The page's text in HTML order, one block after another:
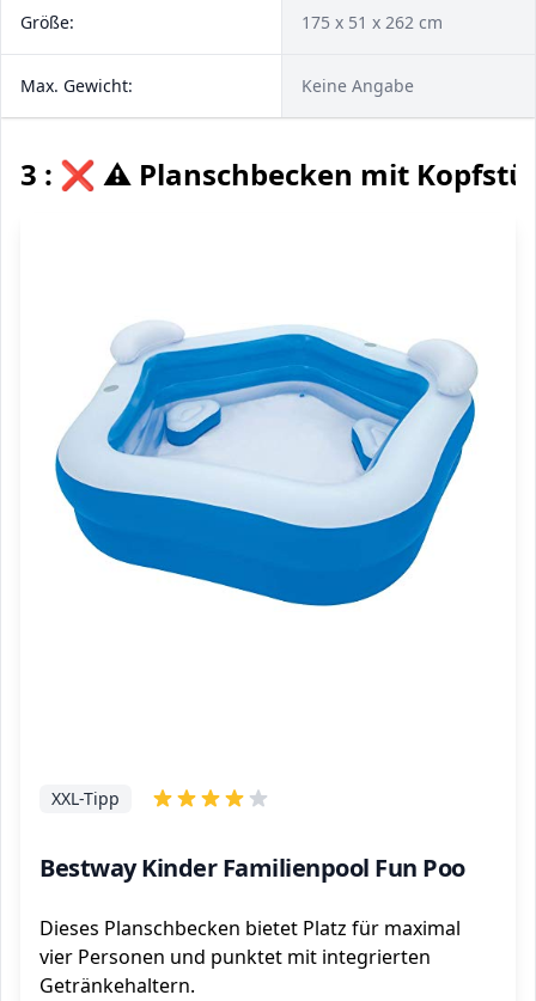
Größe: 175 x 51 x 262 cm
Max. Gewicht: Keine Angabe
3 : ❌ ⚠️ Planschbecken mit
Bestway Kinder Familienpool Fun Poo
XXL-Tipp
Dieses Planschbecken bietet Platz für maximal
vier Personen und punktet mit integrierten
Getränkehaltern.